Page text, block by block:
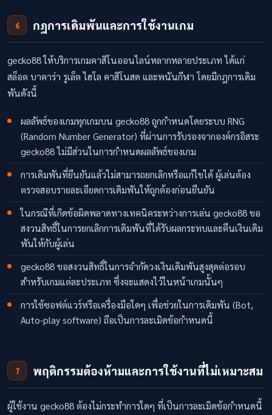
6 กฎการเดิมพันและการใช้งานเกม
gecko88 ให้บริการเกมคาสิโนออนไลน์หลากหลายประเภท ได้แก่
สล็อต บาคาร่า รูเล็ต ไฮโล คาสิโนสด และพนันกีฬา โดยมีกฎการเดิม
พันดังนี้
ผลลัพธ์ของเกมทุกเกมบน gecko88 ถูกกำหนดโดยระบบ RNG
(Random Number Generator) ที่ผ่านการรับรองจากองค์กรอิสระ
gecko88 ไม่มีส่วนในการกำหนดผลลัพธ์ของเกม
การเดิมพันที่ยืนยันแล้วไม่สามารถยกเลิกหรือแก้ไขได้ ผู้เล่นต้อง
ตรวจสอบรายละเอียดการเดิมพันให้ถูกต้องก่อนยืนยัน
ในกรณีที่เกิดข้อผิดพลาดทางเทคนิคระหว่างการเล่น gecko88 ขอ
สงวนสิทธิ์ในการยกเลิกการเดิมพันที่ได้รับผลกระทบและคืนเงินเดิม
พันให้กับผู้เล่น
gecko88 ขอสงวนสิทธิ์ในการจำกัดวงเงินเดิมพันสูงสุดต่อรอบ
สำหรับเกมแต่ละประเภท ซึ่งจะแสดงไว้ในหน้าเกมนั้นๆ
การใช้ซอฟต์แวร์หรือเครื่องมือใดๆ เพื่อช่วยในการเดิมพัน (Bot,
Auto-play software) ถือเป็นการละเมิดข้อกำหนดนี้
7 พฤติกรรมต้องห้ามและการใช้งานที่ไม่เหมาะสม
ผู้ใช้งาน gecko88 ต้องไม่กระทำการใดๆ ที่เป็นการละเมิดข้อกำหนดนี้